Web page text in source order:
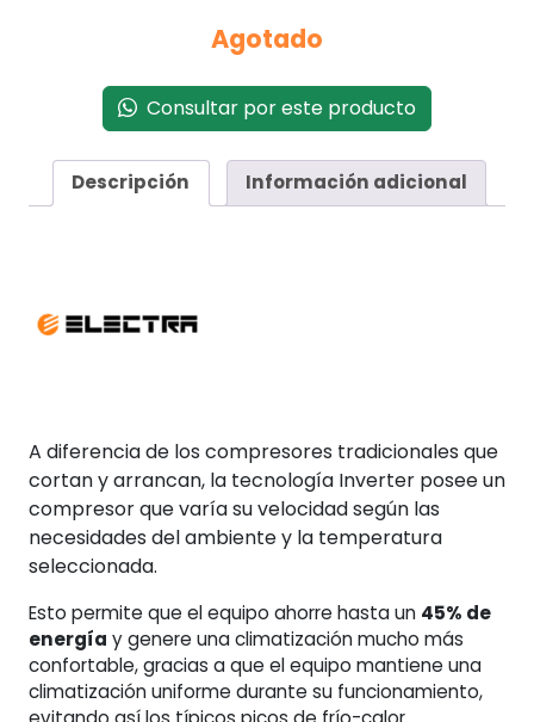
Agotado
Consultar por este producto
Descripción Información adicional
A diferencia de los compresores tradicionales que
cortan y arrancan, la tecnología Inverter posee un
compresor que varía su velocidad según las
necesidades del ambiente y la temperatura
seleccionada.
Esto permite que el equipo ahorre hasta un 45% de
energía y genere una climatización mucho más
confortable, gracias a que el equipo mantiene una
climatización uniforme durante su funcionamiento,